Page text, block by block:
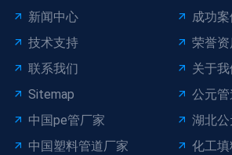
新闻中心
成功案
技术支持
荣誉资
联系我们
关于我
Sitemap
公元管
中国pe管厂家
湖北公
中国塑料管道厂家
化工